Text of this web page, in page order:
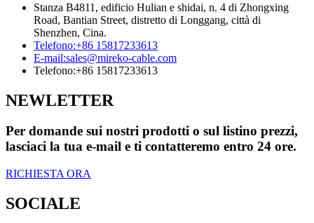
Stanza B4811, edificio Hulian e shidai, n. 4 di Zhongxing
Road, Bantian Street, distretto di Longgang, città di
Shenzhen, Cina.
Telefono:+86 15817233613
E-mail:sales@mireko-cable.com
Telefono:+86 15817233613
NEWLETTER
Per domande sui nostri prodotti o sul listino prezzi,
lasciaci la tua e-mail e ti contatteremo entro 24 ore.
RICHIESTA ORA
SOCIALE